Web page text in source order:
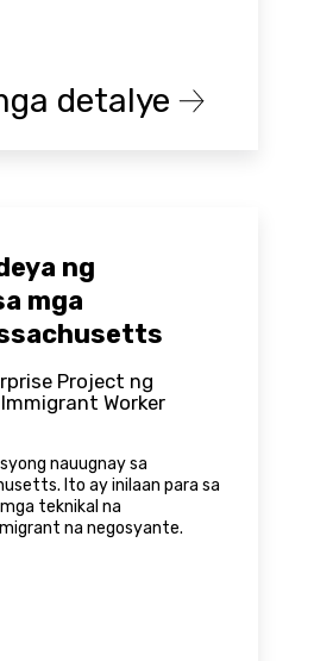
detalye
ng
mga
Project ng
Worker
nauugnay sa
Ito ay inilaan para sa
teknikal na
na negosyante.